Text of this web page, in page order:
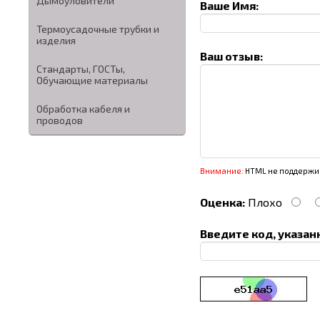
Термоусадочные трубки и
изделия
Стандарты, ГОСТы,
Обучающие материалы
Обработка кабеля и
проводов
Ваше Имя:
Ваш отзыв:
Внимание: HTML не
Оценка: Плохо
Введите код,